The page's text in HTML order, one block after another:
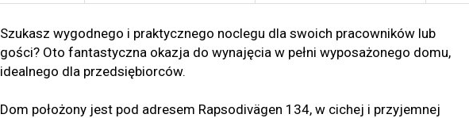
Szukasz wygodnego i praktycznego noclegu dla swoich pracowników lub
gości? Oto fantastyczna okazja do wynajęcia w pełni wyposażonego domu,
idealnego dla przedsiębiorców.
Dom położony jest pod adresem Rapsodivägen 134, w cichej i przyjemnej